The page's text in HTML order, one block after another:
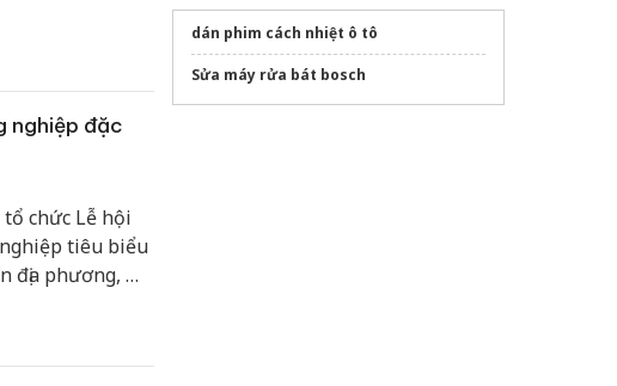
nghiệp đặc
chức Lễ hội
tiêu biểu
phương, mở
dán phim cách nhiệt ô tô
Sửa máy rửa bát bosch